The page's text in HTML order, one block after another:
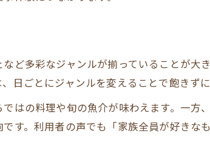
で見つかる手軽な食事スポット
度を高める食事計画のポイント解説
トラン選びで旅の満足度が決まる理由
旅行に最適な食事スケジュール作成法
トランの種類別計画立案ポイント
ど多彩なジャンルが揃っていることが大
日ごとにジャンルを変えることで飽きず
はの料理や旬の魚介が味わえます。一方
す。利用者の声でも「家族全員が好きな